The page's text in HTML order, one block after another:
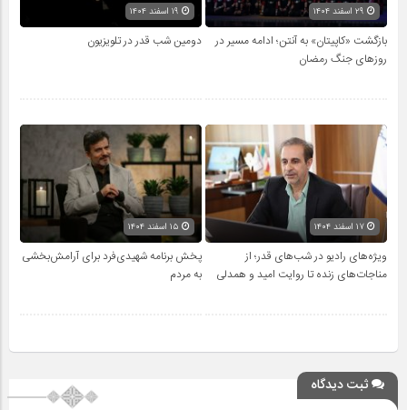
بازگشت «کاپیتان» به آنتن؛ ادامه مسیر در
روزهای جنگ رمضان
دومین شب قدر در تلویزیون
۱۷ اسفند ۱۴۰۴
ویژه‌های رادیو در شب‌های قدر؛ از
مناجات‌های زنده تا روایت امید و همدلی
پخش برنامه شهیدی‌فرد برای آرامش‌بخشی
به مردم
ثبت دیدگاه